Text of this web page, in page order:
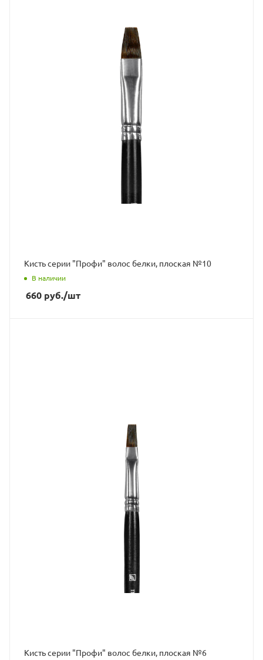
Кисть серии "Профи" волос белки, плоская №10
В наличии
660 руб./шт
Кисть серии "Профи" волос белки, плоская №6